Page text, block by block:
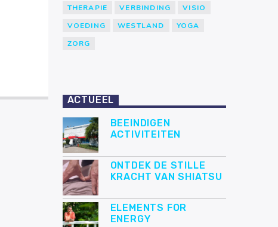
THERAPIE
VERBINDING
VISIO
VOEDING
WESTLAND
YOGA
ZORG
ACTUEEL
BEEINDIGEN
ACTIVITEITEN
ONTDEK DE STILLE
KRACHT VAN SHIATSU
ELEMENTS FOR
ENERGY